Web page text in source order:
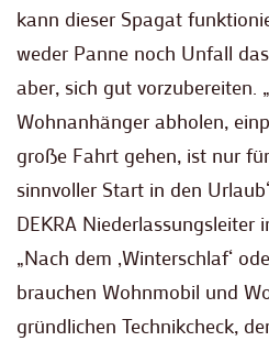
kann dieser Spagat
weder Panne noch Unfall
aber, sich gut vorzubereiten.
Wohnanhänger abholen,
große Fahrt gehen, ist nur
sinnvoller Start in den
DEKRA Niederlassungsleiter
„Nach dem ‚Winterschlaf‘
brauchen Wohnmobil und
gründlichen Technikcheck,